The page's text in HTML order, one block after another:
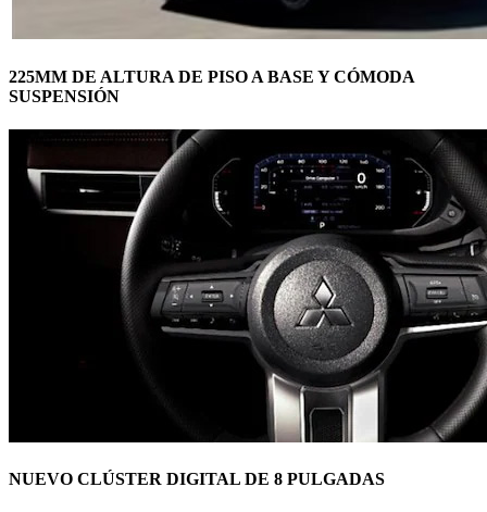
225MM DE ALTURA DE PISO A BASE Y CÓMODA
SUSPENSIÓN
NUEVO CLÚSTER DIGITAL DE 8 PULGADAS